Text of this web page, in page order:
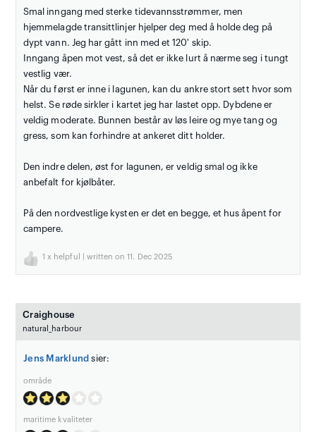
Smal inngang med sterke tidevannsstrømmer, men
hjemmelagde transittlinjer hjelper deg med å holde deg på
dypt vann. Jeg har gått inn med et 120' skip.
Inngang åpen mot vest, så det er ikke lurt å nærme seg i tungt
vestlig vær.
Når du først er inne i lagunen, kan du ankre stort sett hvor som
helst. Se røde sirkler i kartet jeg har lastet opp. Dybdene er
veldig moderate. Bunnen består av løs leire og mye tang og
gress, som kan forhindre at ankeret ditt holder.
Den indre delen, øst for lagunen, er veldig smal og ikke
anbefalt for kjølbåter.
På den nordvestlige kysten er det en begge, et hus åpent for
campere.
1 x helpful | written on 11. Dec 2025
Craighouse
natural_harbour
Jens Marklund sier:
område
maritime kvaliteter